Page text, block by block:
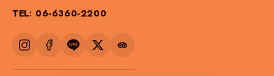
TEL: 06-6360-2200